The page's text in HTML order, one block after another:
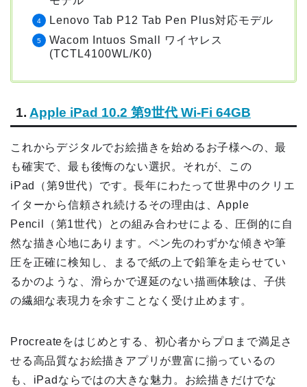
Lenovo Tab P12 Tab Pen Plus対応モデル
Wacom Intuos Small ワイヤレス
(TCTL4100WL/K0)
1. Apple iPad 10.2 第9世代 Wi-Fi 64GB
これからデジタルでお絵描きを始めるお子様への、最
も確実で、最も後悔のない選択。それが、この
iPad（第9世代）です。長年にわたって世界中のクリエ
イターから信頼され続けるその理由は、Apple
Pencil（第1世代）との組み合わせによる、圧倒的に自
然な描き心地にあります。ペン先のわずかな傾きや筆
圧を正確に検知し、まるで紙の上で鉛筆を走らせてい
るかのような、滑らかで遅延のない描画体験は、子供
の繊細な表現力を余すことなく受け止めます。
Procreateをはじめとする、初心者からプロまで満足さ
せる高品質なお絵描きアプリが豊富に揃っているの
も、iPadならではの大きな魅力。お絵描きだけでな